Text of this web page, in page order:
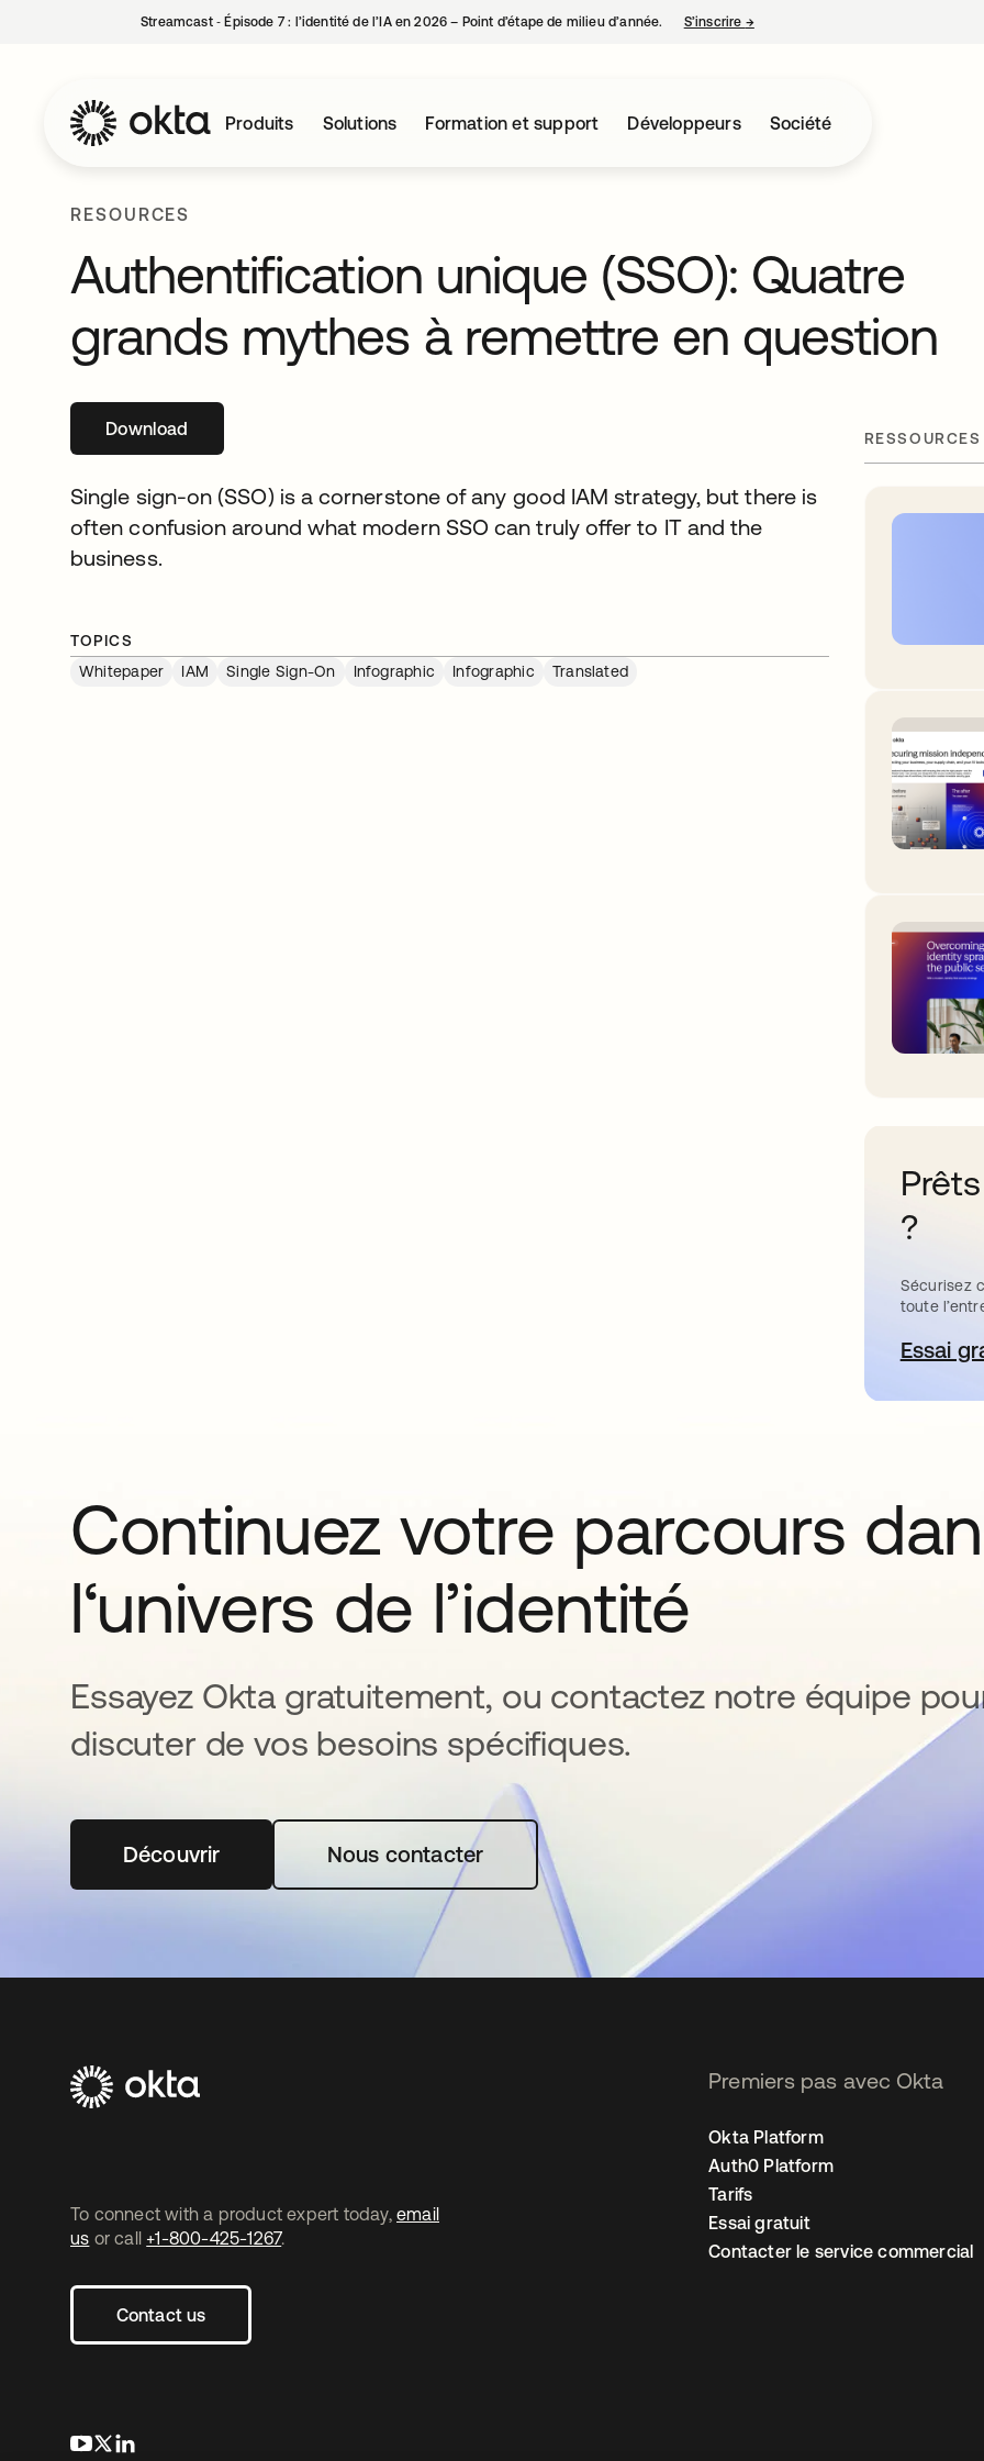
Streamcast ‑ Épisode 7 : l’identité de l’IA en 2026 – Point d’étape de milieu d’année. S’inscrire →s’ouvre dans un nouvel onglet
Produits Solutions Formation et support Développeurs Société
RESOURCES
Authentification unique (SSO): Quatre
grands mythes à remettre en question
Downloads’ouvre dans un nouvel onglet
Single sign-on (SSO) is a cornerstone of any good IAM strategy, but there is
often confusion around what modern SSO can truly offer to IT and the
business.
TOPICS
Whitepaper
IAM Single Sign-On Infographic Infographic Translated
?
Sécurisez
toute
Essai
Continuez votre parcours
l‘univers de l’identité
Essayez Okta gratuitement, ou contactez notre équipe
discuter de vos besoins spécifiques.
Découvrirs’ouvre dans un nouvel onglet
Nous contacter
To connect with a product expert today, email
us or call +1-800-425-1267.
Contact us
s’ouvre dans un nouvel onglet
s’ouvre dans un nouvel onglet
Premiers pas avec Okta
Okta Platform
Auth0 Platform
Tarifs
Essai gratuit
Contacter le service commercial